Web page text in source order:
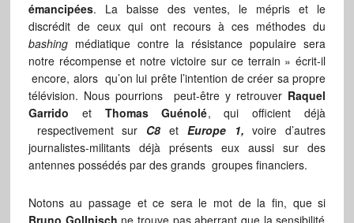
émancipées. La baisse des ventes, le mépris et le
discrédit de ceux qui ont recours à ces méthodes du
bashingmédiatique contre la résistance populaire sera
notre récompense et notre victoire sur ce terrain » écrit-il
encore, alors qu’on lui prête l’intention de créer sa propre
télévision. Nous pourrions peut-être y retrouver Raquel
Garrido etThomas Guénolé, qui officient déjà
respectivement sur C8 et Europe 1, voire d’autres
journalistes-militants déjà présents eux aussi sur des
antennes possédés par des grands groupes financiers.
Notons au passage et ce sera le mot de la fin, que si
Bruno Gollnisch ne trouve pas aberrant que la sensibilité